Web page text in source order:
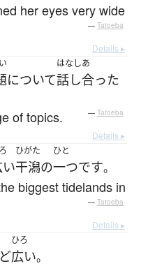
her eyes very wide
— Tatoeba
Details ▸
について
はなしあ
話し合った
of topics. — Tatoeba
Details ▸
ひがた
干潟の
ひと
一つです。
biggest tidelands in
— Tatoeba
Details ▸
ひろ
広い。